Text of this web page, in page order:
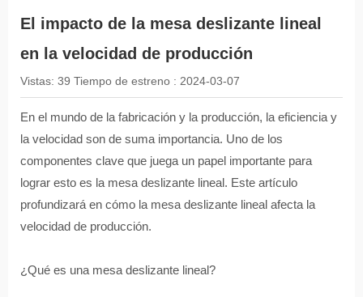
El impacto de la mesa deslizante lineal
en la velocidad de producción
Vistas: 39 Tiempo de estreno : 2024-03-07
En el mundo de la fabricación y la producción, la eficiencia y
la velocidad son de suma importancia. Uno de los
componentes clave que juega un papel importante para
lograr esto es la mesa deslizante lineal. Este artículo
profundizará en cómo la mesa deslizante lineal afecta la
velocidad de producción.
¿Qué es una mesa deslizante lineal?